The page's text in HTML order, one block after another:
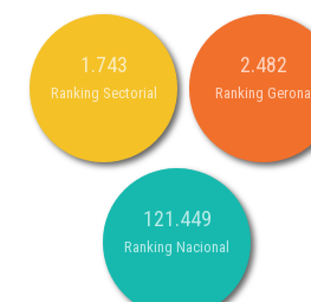
1.743
Ranking Sectorial
2.482
Ranking Gerona
121.449
Ranking Nacional